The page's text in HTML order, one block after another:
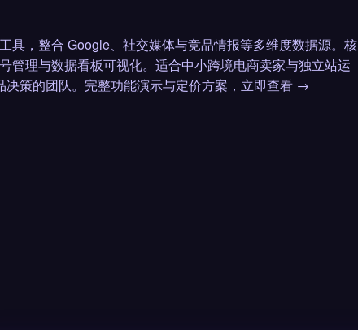
具，整合 Google、社交媒体与竞品情报等多维度数据源。核
管理与数据看板可视化。适合中小跨境电商卖家与独立站运
策的团队。完整功能演示与定价方案，立即查看 →